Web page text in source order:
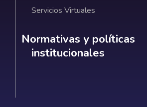
Servicios Virtuales
Normativas y
Normativas y políticas
institucionales